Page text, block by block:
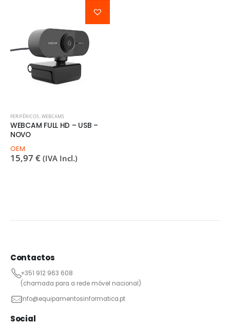
PERIFÉRICOS WEBCAMS
WEBCAM FULL HD – USB –
NOVO
OEM
15,97 € (IVA Incl.)
Contactos
+351 912 963 608
(chamada para a rede móvel nacional)
info@equipamentosinformatica.pt
Social